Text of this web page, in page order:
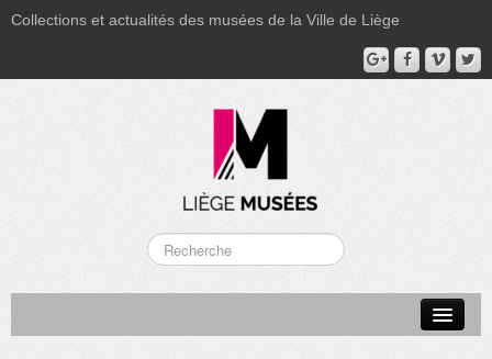
Collections et actualités des musées de la Ville de Liège